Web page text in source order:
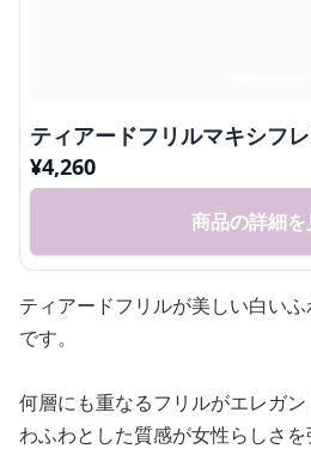
ティアードフリルマキシフ
¥4,260
商品の詳細を
ティアードフリルが美しい白い
です。
何層にも重なるフリルがエレガ
わふわとした質感が女性らしさを